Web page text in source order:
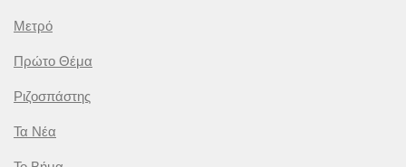
Μετρό
Πρώτο Θέμα
Ριζοσπάστης
Τα Νέα